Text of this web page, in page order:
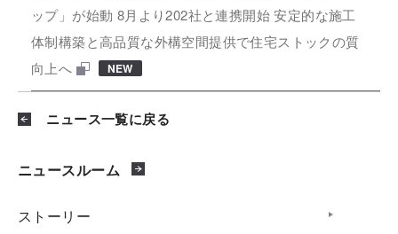
ップ」が始動 8月より202社と連携開始 安定的な施工
体制構築と高品質な外構空間提供で住宅ストックの質
向上へ
NEW
ニュース一覧に戻る
ニュースルーム
ストーリー